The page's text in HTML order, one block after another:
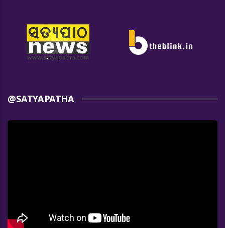
@SATYAPATHA